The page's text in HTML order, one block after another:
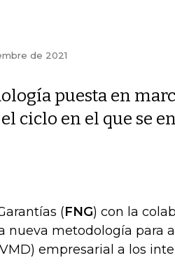
de 2021
puesta en
ciclo en el que se
(FNG) con la
nueva metodología para
empresarial a los